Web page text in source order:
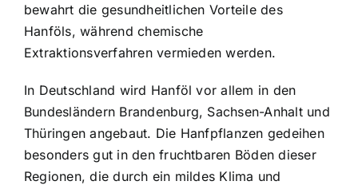
bewahrt die gesundheitlichen Vorteile des
Hanföls, während chemische
Extraktionsverfahren vermieden werden.
In Deutschland wird Hanföl vor allem in den
Bundesländern Brandenburg, Sachsen-Anhalt und
Thüringen angebaut. Die Hanfpflanzen gedeihen
besonders gut in den fruchtbaren Böden dieser
Regionen, die durch ein mildes Klima und